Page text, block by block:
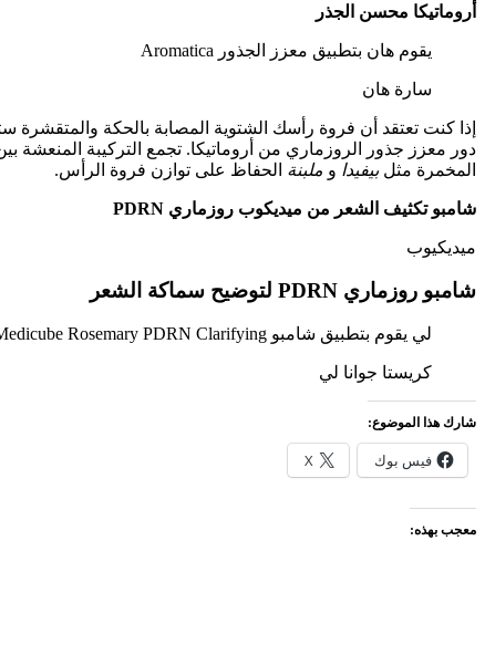
أروماتيكا محسن الجذر
يقوم هان بتطبيق معزز الجذور Aromatica
سارة هان
إذا كنت تعتقد أن فروة رأسك الشتوية المصابة بالحكة
دور معزز جذور الروزماري من أروماتيكا. تجمع التركيبة المنعشة
المخمرة مثلبيفيدا و ملبنة الحفاظ على توازن فروة الرأس.
شامبو تكثيف الشعر من ميديكوب روزماري PDRN
ميديكيوب
شامبو روزماري PDRN لتوضيح سماكة الشعر
لي يقوم بتطبيق شامبو Medicube Rosemary PDRN Clarifying سميكة
كريستا جوانا لي
شارك هذا الموضوع:
فيس بوك X
معجب بهذه: